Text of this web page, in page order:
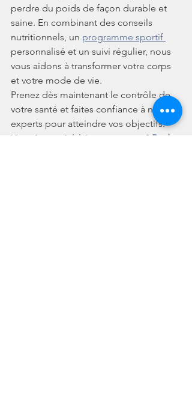
perdre du poids de façon durable et
saine. En combinant des conseils
nutritionnels, un programme sportif
personnalisé et un suivi régulier, nous
vous aidons à transformer votre corps
et votre mode de vie.
Prenez dès maintenant le contrôle de
votre santé et faites confiance à nos
experts pour atteindre vos objectifs.
Vous êtes prêt(e) à commencer ? Body